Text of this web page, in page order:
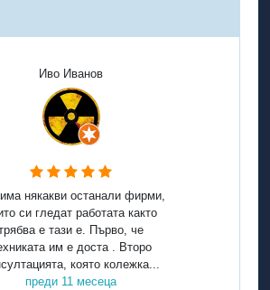
Иво Иванов
някакви останали фирми,
си гледат работата както
е тази е. Първо, че
им е доста . Второ
която колежка...
преди 11 месеца